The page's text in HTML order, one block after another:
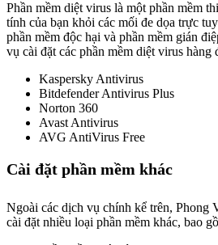
Phần mềm diệt virus là một phần mềm
tính của bạn khỏi các mối đe dọa trực
phần mềm độc hại và phần mềm gián
vụ cài đặt các phần mềm diệt virus hàng
Kaspersky Antivirus
Bitdefender Antivirus Plus
Norton 360
Avast Antivirus
AVG AntiVirus Free
Cài đặt phần mềm khác
Ngoài các dịch vụ chính kể trên, Phong
cài đặt nhiều loại phần mềm khác, bao